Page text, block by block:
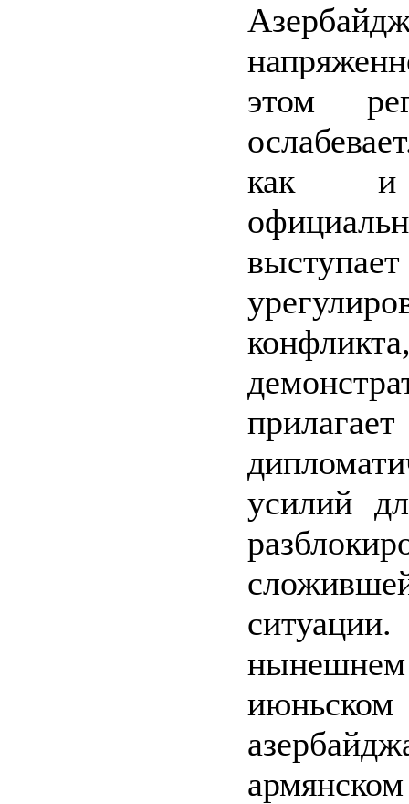
этом
как
усилий
июньском